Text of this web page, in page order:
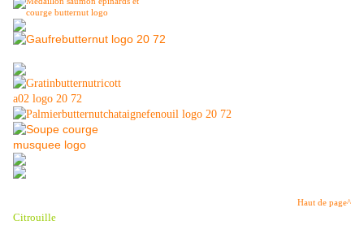
Haut de page^
Citrouille